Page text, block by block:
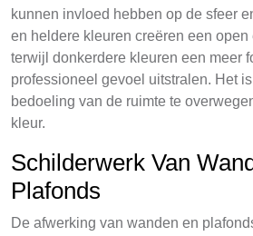
kunnen invloed hebben op de sfeer
en heldere kleuren creëren een
terwijl donkerdere kleuren een meer
professioneel gevoel uitstralen. Het
bedoeling van de ruimte te
kleur.
Schilderwerk Van
Plafonds
De afwerking van wanden en